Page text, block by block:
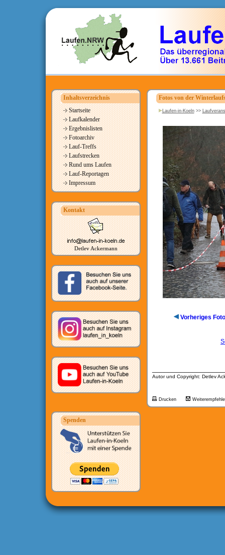
Inhaltsverzeichnis
Startseite
Laufkalender
Ergebnislisten
Fotoarchiv
Lauf-Treffs
Laufstrecken
Rund ums Laufen
Lauf-Reportagen
Impressum
Kontakt
Detlev Ackermann
Spenden
Fotos von der
Laufen-in-Koeln>>
Vorheriges Foto
Autor und Copyright: Detlev
Drucken